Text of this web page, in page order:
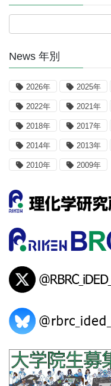
News 年別
2026年 2025年
2022年 2021年
2018年 2017年
2014年 2013年
2010年 2009年